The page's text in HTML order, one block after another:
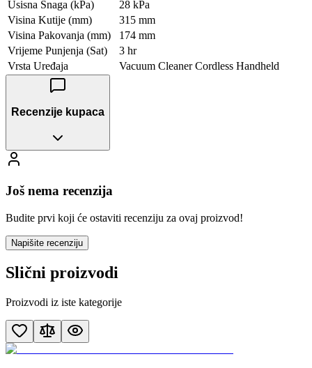
Usisna Snaga (kPa)
28 kPa
Visina Kutije (mm)
315 mm
Visina Pakovanja (mm)
174 mm
Vrijeme Punjenja (Sat)
3 hr
Vrsta Uređaja
Vacuum Cleaner Cordless Handheld
Recenzije kupaca
Još nema recenzija
Budite prvi koji će ostaviti recenziju za ovaj proizvod!
Napišite recenziju
Slični proizvodi
Proizvodi iz iste kategorije